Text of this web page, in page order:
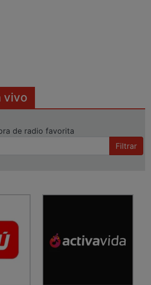
vivo
de radio favorita
Filtrar